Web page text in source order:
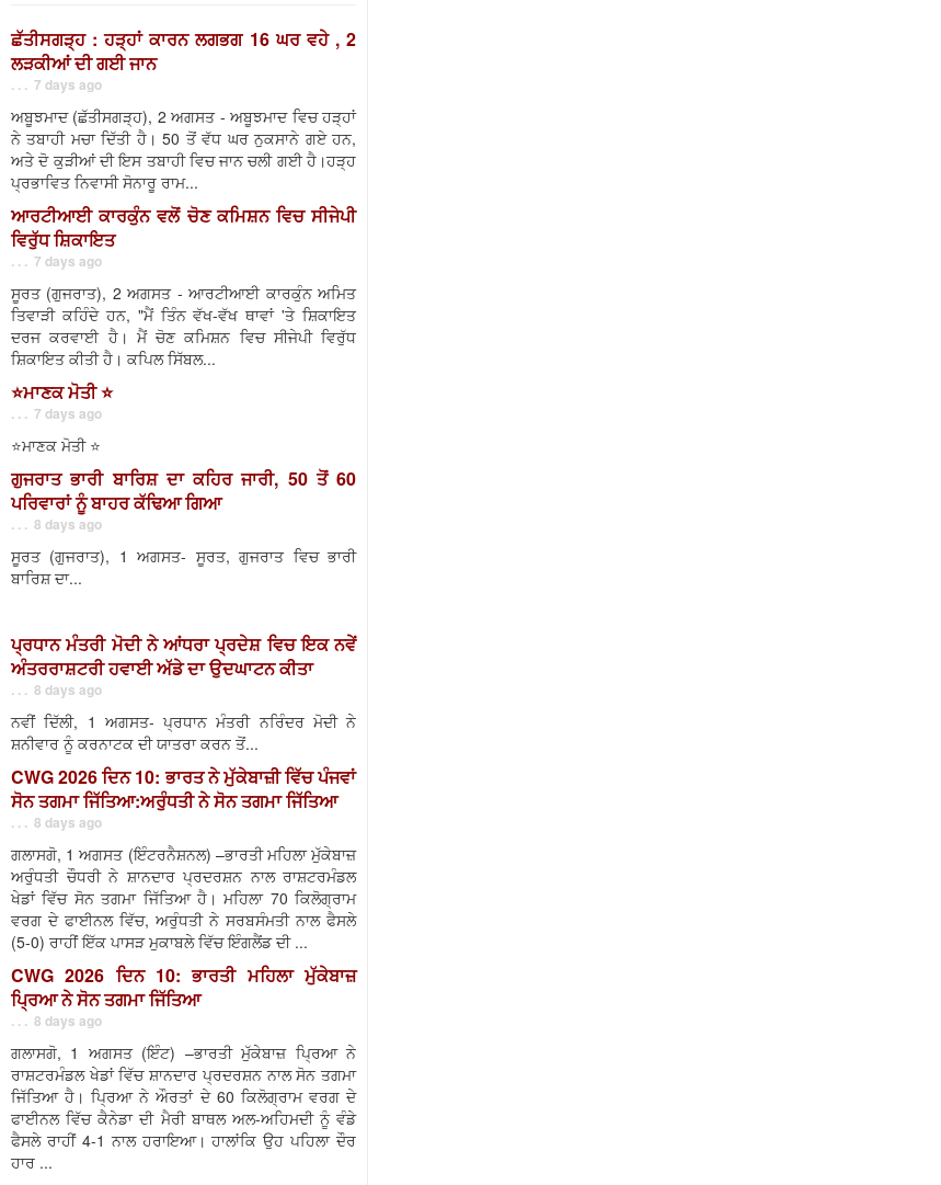
ਛੱਤੀਸਗੜ੍ਹ : ਹੜ੍ਹਾਂ ਕਾਰਨ ਲਗਭਗ 16 ਘਰ ਵਹੇ , 2
ਲੜਕੀਆਂ ਦੀ ਗਈ ਜਾਨ
. . . 7 days ago
ਅਬੂਝਮਾਦ (ਛੱਤੀਸਗੜ੍ਹ), 2 ਅਗਸਤ - ਅਬੂਝਮਾਦ ਵਿਚ ਹੜ੍ਹਾਂ
ਨੇ ਤਬਾਹੀ ਮਚਾ ਦਿੱਤੀ ਹੈ। 50 ਤੋਂ ਵੱਧ ਘਰ ਨੁਕਸਾਨੇ ਗਏ ਹਨ,
ਅਤੇ ਦੋ ਕੁੜੀਆਂ ਦੀ ਇਸ ਤਬਾਹੀ ਵਿਚ ਜਾਨ ਚਲੀ ਗਈ ਹੈ।ਹੜ੍ਹ
ਪ੍ਰਭਾਵਿਤ ਨਿਵਾਸੀ ਸੋਨਾਰੂ ਰਾਮ...
ਆਰਟੀਆਈ ਕਾਰਕੁੰਨ ਵਲੋਂ ਚੋਣ ਕਮਿਸ਼ਨ ਵਿਚ ਸੀਜੇਪੀ
ਵਿਰੁੱਧ ਸ਼ਿਕਾਇਤ
. . . 7 days ago
ਸੂਰਤ (ਗੁਜਰਾਤ), 2 ਅਗਸਤ - ਆਰਟੀਆਈ ਕਾਰਕੁੰਨ ਅਮਿਤ
ਤਿਵਾੜੀ ਕਹਿੰਦੇ ਹਨ, "ਮੈਂ ਤਿੰਨ ਵੱਖ-ਵੱਖ ਥਾਵਾਂ 'ਤੇ ਸ਼ਿਕਾਇਤ
ਦਰਜ ਕਰਵਾਈ ਹੈ। ਮੈਂ ਚੋਣ ਕਮਿਸ਼ਨ ਵਿਚ ਸੀਜੇਪੀ ਵਿਰੁੱਧ
ਸ਼ਿਕਾਇਤ ਕੀਤੀ ਹੈ। ਕਪਿਲ ਸਿੱਬਲ...
⭐️ਮਾਣਕ ਮੋਤੀ ⭐️
. . . 7 days ago
⭐️ਮਾਣਕ ਮੋਤੀ ⭐️
ਗੁਜਰਾਤ ਭਾਰੀ ਬਾਰਿਸ਼ ਦਾ ਕਹਿਰ ਜਾਰੀ, 50 ਤੋਂ 60
ਪਰਿਵਾਰਾਂ ਨੂੰ ਬਾਹਰ ਕੱਢਿਆ ਗਿਆ
. . . 8 days ago
ਸੂਰਤ (ਗੁਜਰਾਤ), 1 ਅਗਸਤ- ਸੂਰਤ, ਗੁਜਰਾਤ ਵਿਚ ਭਾਰੀ
ਬਾਰਿਸ਼ ਦਾ...
ਪ੍ਰਧਾਨ ਮੰਤਰੀ ਮੋਦੀ ਨੇ ਆਂਧਰਾ ਪ੍ਰਦੇਸ਼ ਵਿਚ ਇਕ ਨਵੇਂ
ਅੰਤਰਰਾਸ਼ਟਰੀ ਹਵਾਈ ਅੱਡੇ ਦਾ ਉਦਘਾਟਨ ਕੀਤਾ
. . . 8 days ago
ਨਵੀਂ ਦਿੱਲੀ, 1 ਅਗਸਤ- ਪ੍ਰਧਾਨ ਮੰਤਰੀ ਨਰਿੰਦਰ ਮੋਦੀ ਨੇ
ਸ਼ਨੀਵਾਰ ਨੂੰ ਕਰਨਾਟਕ ਦੀ ਯਾਤਰਾ ਕਰਨ ਤੋਂ...
CWG 2026 ਦਿਨ 10: ਭਾਰਤ ਨੇ ਮੁੱਕੇਬਾਜ਼ੀ ਵਿੱਚ ਪੰਜਵਾਂ
ਸੋਨ ਤਗਮਾ ਜਿੱਤਿਆ:ਅਰੁੰਧਤੀ ਨੇ ਸੋਨ ਤਗਮਾ ਜਿੱਤਿਆ
. . . 8 days ago
ਗਲਾਸਗੋ, 1 ਅਗਸਤ (ਇੰਟਰਨੈਸ਼ਨਲ) –ਭਾਰਤੀ ਮਹਿਲਾ ਮੁੱਕੇਬਾਜ਼
ਅਰੁੰਧਤੀ ਚੌਧਰੀ ਨੇ ਸ਼ਾਨਦਾਰ ਪ੍ਰਦਰਸ਼ਨ ਨਾਲ ਰਾਸ਼ਟਰਮੰਡਲ
ਖੇਡਾਂ ਵਿੱਚ ਸੋਨ ਤਗਮਾ ਜਿੱਤਿਆ ਹੈ। ਮਹਿਲਾ 70 ਕਿਲੋਗ੍ਰਾਮ
ਵਰਗ ਦੇ ਫਾਈਨਲ ਵਿੱਚ, ਅਰੁੰਧਤੀ ਨੇ ਸਰਬਸੰਮਤੀ ਨਾਲ ਫੈਸਲੇ
(5-0) ਰਾਹੀਂ ਇੱਕ ਪਾਸੜ ਮੁਕਾਬਲੇ ਵਿੱਚ ਇੰਗਲੈਂਡ ਦੀ ...
CWG 2026 ਦਿਨ 10: ਭਾਰਤੀ ਮਹਿਲਾ ਮੁੱਕੇਬਾਜ਼
ਪ੍ਰਿਆ ਨੇ ਸੋਨ ਤਗਮਾ ਜਿੱਤਿਆ
. . . 8 days ago
ਗਲਾਸਗੋ, 1 ਅਗਸਤ (ਇੰਟ) –ਭਾਰਤੀ ਮੁੱਕੇਬਾਜ਼ ਪ੍ਰਿਆ ਨੇ
ਰਾਸ਼ਟਰਮੰਡਲ ਖੇਡਾਂ ਵਿੱਚ ਸ਼ਾਨਦਾਰ ਪ੍ਰਦਰਸ਼ਨ ਨਾਲ ਸੋਨ ਤਗਮਾ
ਜਿੱਤਿਆ ਹੈ। ਪ੍ਰਿਆ ਨੇ ਔਰਤਾਂ ਦੇ 60 ਕਿਲੋਗ੍ਰਾਮ ਵਰਗ ਦੇ
ਫਾਈਨਲ ਵਿੱਚ ਕੈਨੇਡਾ ਦੀ ਮੈਰੀ ਬਾਥਲ ਅਲ-ਅਹਿਮਦੀ ਨੂੰ ਵੰਡੇ
ਫੈਸਲੇ ਰਾਹੀਂ 4-1 ਨਾਲ ਹਰਾਇਆ। ਹਾਲਾਂਕਿ ਉਹ ਪਹਿਲਾ ਦੌਰ
ਹਾਰ ...